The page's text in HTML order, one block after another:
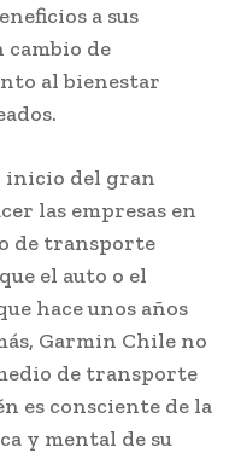
a sus
cambio de
al bienestar
inicio del gran
las empresas en
de transporte
el auto o el
hace unos años
Garmin Chile no
de transporte
es consciente de la
y mental de su